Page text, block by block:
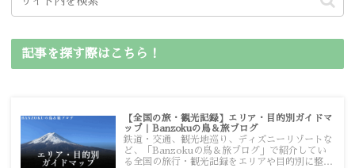
記事を探す際はこちら！
【全国の旅・観光記録】エリア・目的別ガイドマ
ップ｜Banzokuの鳥＆旅ブログ
鉄道・交通、観光地巡り、ディズニーリゾートな
ど、「Banzokuの鳥＆旅ブログ」で紹介してい
る全国の旅行・観光記録をエリアや目的別に整理